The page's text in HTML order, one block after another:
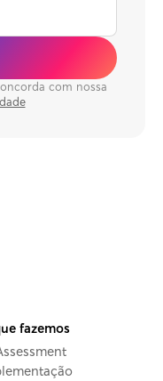
com nossa
fazemos